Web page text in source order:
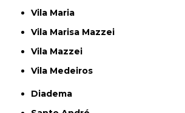
Vila Maria
Vila Marisa Mazzei
Vila Mazzei
Vila Medeiros
Diadema